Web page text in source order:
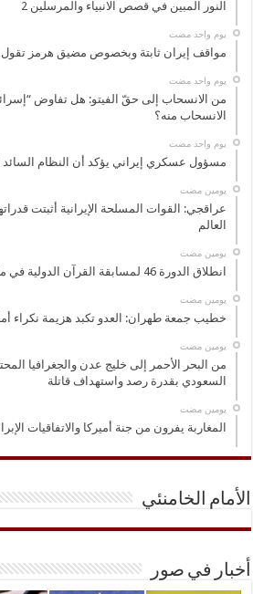
النور المبين في قصص الانبياء والمرسلين 2
‏يوم واحد مضت
مواقف إيران ثابتة وبخصوص مضيق هرمز تقول
‏يوم واحد مضت
من الانسحاب إلى حقّ الفيتو: هل تفاوض
الانسحاب منه؟
‏يوم واحد مضت
مسؤول عسكري إيراني يؤكد أن النظام
‏يومين مضت
عراقجي: القوات المسلحة الإيرانية أثبتت
العالم
‏يومين مضت
انطلاق الدورة 46 لمسابقة القرآن الدولية في مكة
‏يومين مضت
خطيب جمعة طهران: العدو تكبد هزيمة نكراء
‏يومين مضت
من البحر الأحمر إلى خليج عدن والجغرافيا
السعودي بقدرة رصد واستهداف قاتلة
‏يومين مضت
المغاربة يفرون من جنة أميركا والاتفاقيات
الأمام الخامنئي
أخبار في صور